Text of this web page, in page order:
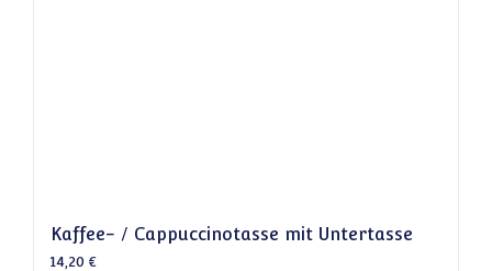
Kaffee- / Cappuccinotasse mit Untertasse
14,20 €